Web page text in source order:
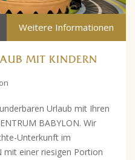
Weitere Informationen
MIT KINDERN
Urlaub mit Ihren
BABYLON. Wir
Unterkunft im
mit einer riesigen Portion